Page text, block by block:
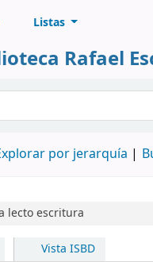
Listas
Rafael
por jerarquía
lecto escritura
Vista ISBD